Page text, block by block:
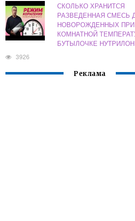
СКОЛЬКО ХРАНИТСЯ
РАЗВЕДЕННАЯ СМЕСЬ
НОВОРОЖДЕННЫХ ПРИ
КОМНАТНОЙ
БУТЫЛОЧКЕ НУТРИЛОН
3926
Реклама